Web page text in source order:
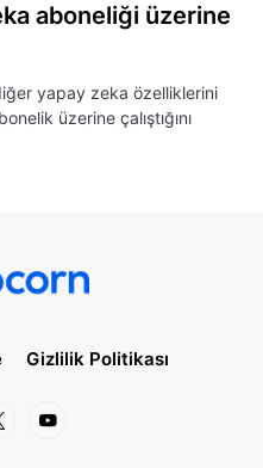
aboneliği üzerine
yapay zeka özelliklerini
üzerine çalıştığını
Gizlilik Politikası